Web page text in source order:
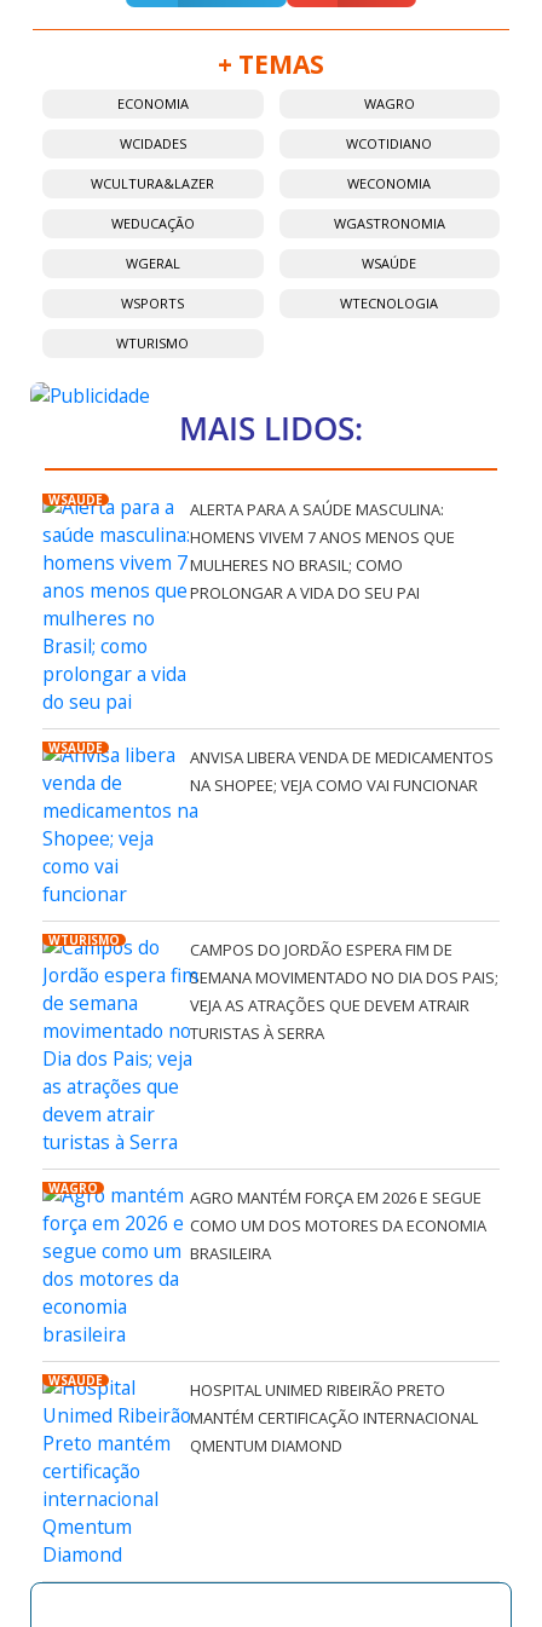
+ TEMAS
ECONOMIA WAGRO
WCIDADES WCOTIDIANO
WCULTURA&LAZER WECONOMIA
WEDUCAÇÃO WGASTRONOMIA
WGERAL WSAÚDE
WSPORTS WTECNOLOGIA
WTURISMO
MAIS LIDOS:
WSAÚDE
ALERTA PARA A SAÚDE MASCULINA:
HOMENS VIVEM 7 ANOS MENOS QUE
MULHERES NO BRASIL; COMO
PROLONGAR A VIDA DO SEU PAI
WSAÚDE
ANVISA LIBERA VENDA DE MEDICAMENTOS
NA SHOPEE; VEJA COMO VAI FUNCIONAR
WTURISMO
CAMPOS DO JORDÃO ESPERA FIM DE
SEMANA MOVIMENTADO NO DIA DOS PAIS;
VEJA AS ATRAÇÕES QUE DEVEM ATRAIR
TURISTAS À SERRA
WAGRO
AGRO MANTÉM FORÇA EM 2026 E SEGUE
COMO UM DOS MOTORES DA ECONOMIA
BRASILEIRA
WSAÚDE
HOSPITAL UNIMED RIBEIRÃO PRETO
MANTÉM CERTIFICAÇÃO INTERNACIONAL
QMENTUM DIAMOND